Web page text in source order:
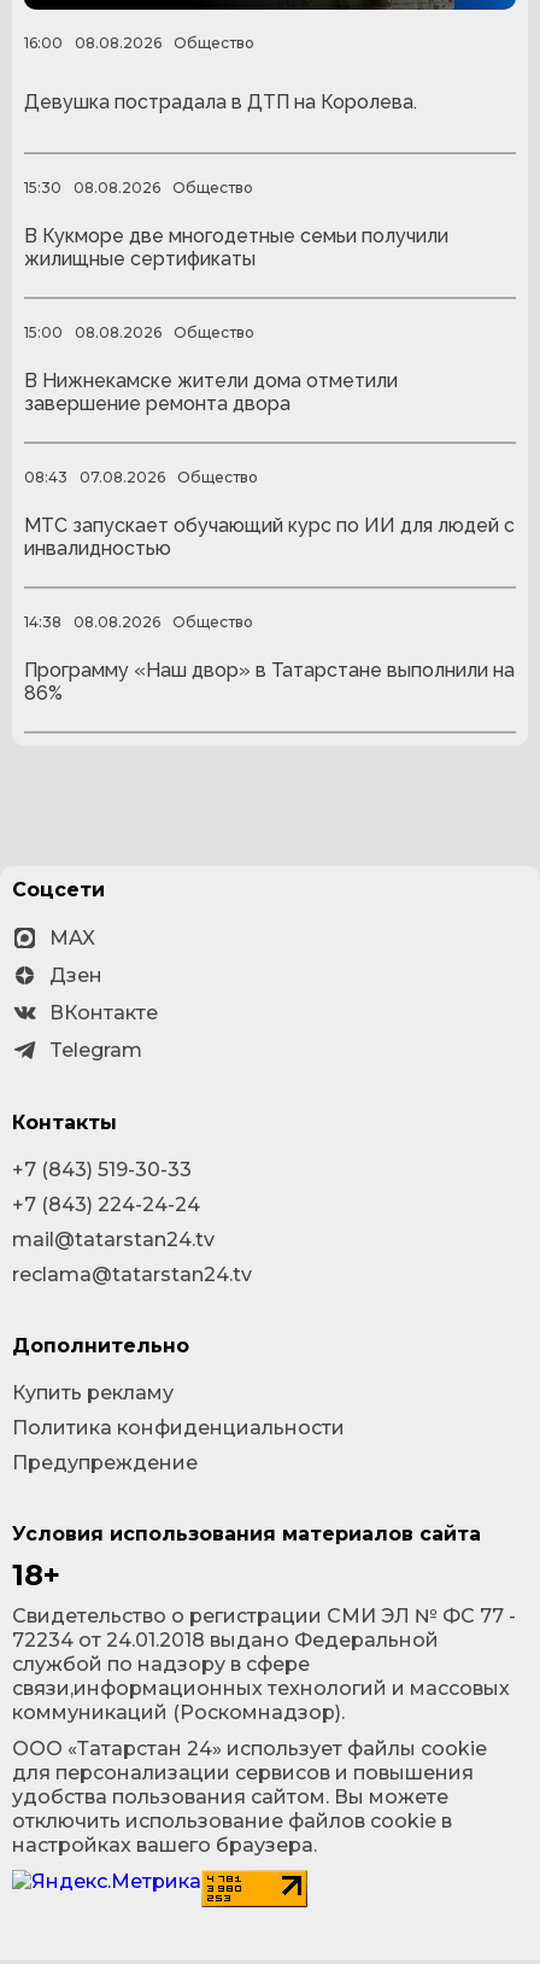
16:00 08.08.2026 Общество
Девушка пострадала в ДТП на Королева.
15:30 08.08.2026 Общество
В Кукморе две многодетные семьи получили
жилищные сертификаты
15:00 08.08.2026 Общество
В Нижнекамске жители дома отметили
завершение ремонта двора
08:43 07.08.2026 Общество
МТС запускает обучающий курс по ИИ для людей с
инвалидностью
14:38 08.08.2026 Общество
Программу «Наш двор» в Татарстане выполнили на
86%
Условия использования материалов сайта
18+
Cвидетельство о регистрации СМИ ЭЛ № ФС 77 -
72234 от 24.01.2018 выдано Федеральной
службой по надзору в сфере
связи,информационных технологий и массовых
коммуникаций (Роскомнадзор).
ООО «Татарстан 24» использует файлы cookie
для персонализации сервисов и повышения
удобства пользования сайтом. Вы можете
отключить использование файлов cookie в
настройках вашего браузера.
Соцсети
MAX
Дзен
ВКонтакте
Telegram
Контакты
+7 (843) 519-30-33
+7 (843) 224-24-24
mail@tatarstan24.tv
reclama@tatarstan24.tv
Дополнительно
Купить рекламу
Политика конфиденциальности
Предупреждение